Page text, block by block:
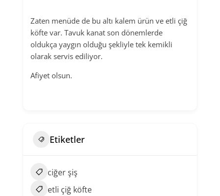
Zaten menüde de bu altı kalem ürün ve etli çiğ
köfte var. Tavuk kanat son dönemlerde
oldukça yaygın olduğu şekliyle tek kemikli
olarak servis ediliyor.
Afiyet olsun.
Etiketler
ciğer şiş
etli çiğ köfte